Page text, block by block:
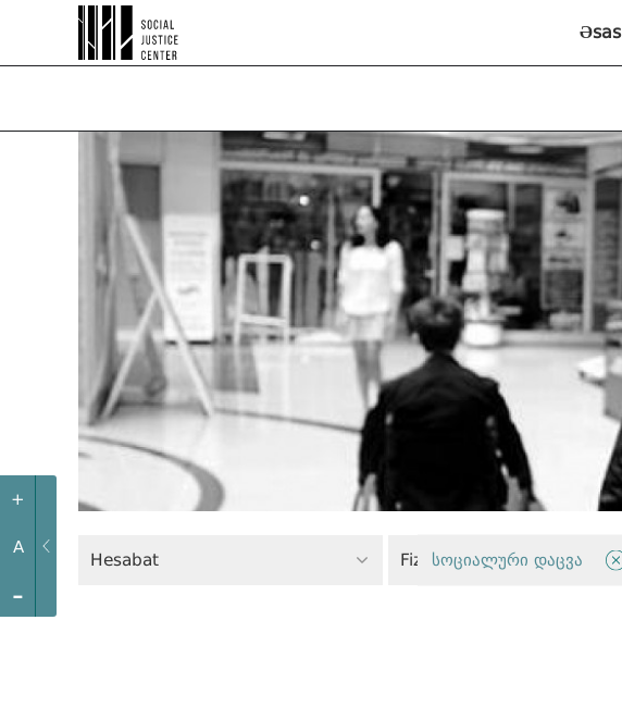
+
A
-
Əsas
Hesabat Fiziki məhdudiyyətli şəxslərin hüquqları
სოციალური დაცვა